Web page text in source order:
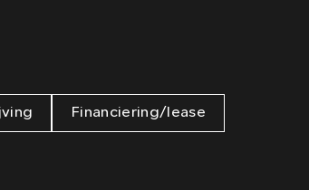
Financiering/lease